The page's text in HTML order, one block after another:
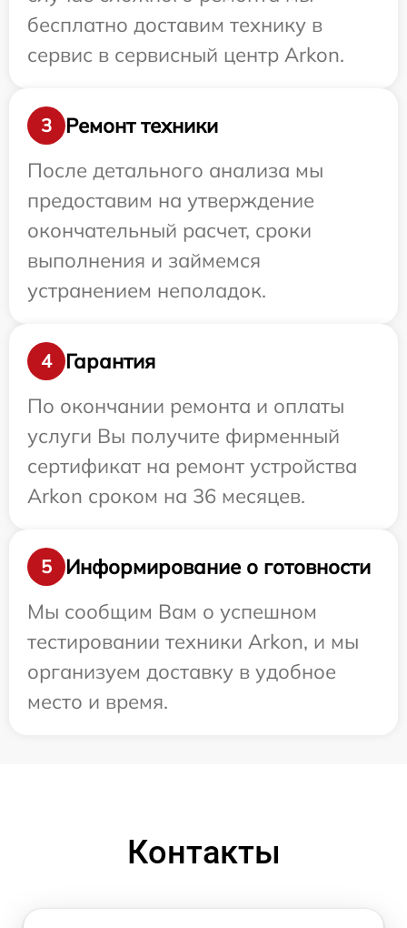
бесплатно доставим технику в
сервис в сервисный центр Arkon.
3
Ремонт техники
После детального анализа мы
предоставим на утверждение
окончательный расчет, сроки
выполнения и займемся
устранением неполадок.
4
Гарантия
По окончании ремонта и оплаты
услуги Вы получите фирменный
сертификат на ремонт устройства
Arkon сроком на 36 месяцев.
5
Информирование о готовности
Мы сообщим Вам о успешном
тестировании техники Arkon, и мы
организуем доставку в удобное
место и время.
Контакты